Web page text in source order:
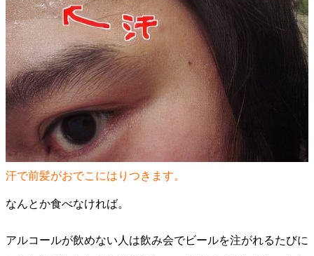
汗で前髪がおでこにはりつきます。
なんとか食べなければ。
アルコールが飲めない人は飲み会でビールを注がれるたびに